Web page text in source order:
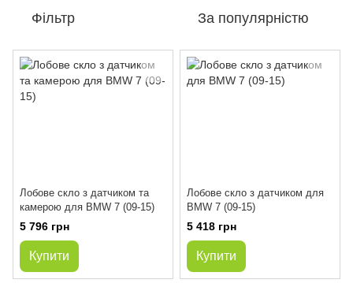
Фільтр За популярністю
Лобове скло з датчиком та
камерою для BMW 7 (09-15)
5 796 грн
Купити
Лобове скло з датчиком для
BMW 7 (09-15)
5 418 грн
Купити